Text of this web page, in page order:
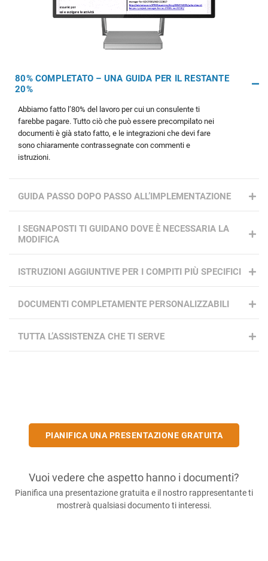
80% COMPLETATO – UNA GUIDA PER IL RESTANTE
20%
Abbiamo fatto l’80% del lavoro per cui un consulente ti
farebbe pagare. Tutto ciò che può essere precompilato nei
documenti è già stato fatto, e le integrazioni che devi fare
sono chiaramente contrassegnate con commenti e
istruzioni.
GUIDA PASSO DOPO PASSO ALL’IMPLEMENTAZIONE
I SEGNAPOSTI TI GUIDANO DOVE È NECESSARIA LA
MODIFICA
ISTRUZIONI AGGIUNTIVE PER I COMPITI PIÙ SPECIFICI
DOCUMENTI COMPLETAMENTE PERSONALIZZABILI
TUTTA L’ASSISTENZA CHE TI SERVE
PIANIFICA UNA PRESENTAZIONE GRATUITA
Vuoi vedere che aspetto hanno i documenti?
Pianifica una presentazione gratuita e il nostro rappresentante ti
mostrerà qualsiasi documento ti interessi.